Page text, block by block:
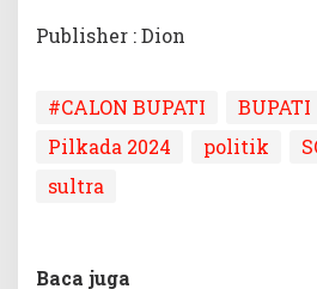
Publisher : Dion
#CALON BUPATI BUPATI
Pilkada 2024
politik
sultra
Baca juga